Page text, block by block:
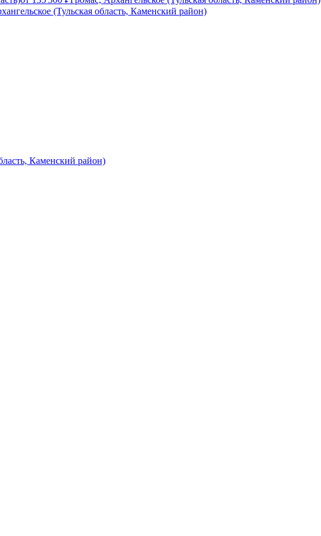
(Тульская область, Каменский район)
Каменский район)